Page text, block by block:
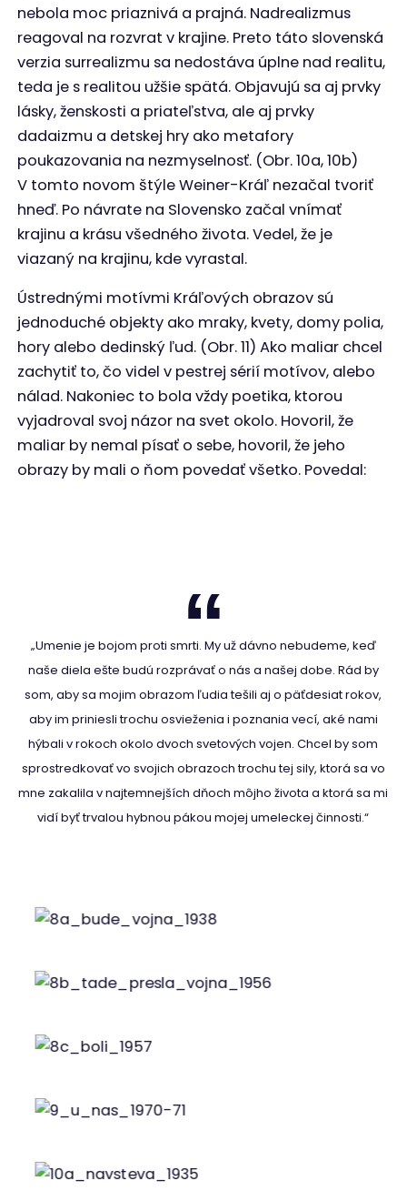
nebola moc priaznivá a prajná. Nadrealizmus
reagoval na rozvrat v krajine. Preto táto slovenská
verzia surrealizmu sa nedostáva úplne nad realitu,
teda je s realitou užšie spätá. Objavujú sa aj prvky
lásky, ženskosti a priateľstva, ale aj prvky
dadaizmu a detskej hry ako metafory
poukazovania na nezmyselnosť. (Obr. 10a, 10b)
V tomto novom štýle Weiner-Kráľ nezačal tvoriť
hneď. Po návrate na Slovensko začal vnímať
krajinu a krásu všedného života. Vedel, že je
viazaný na krajinu, kde vyrastal.
Ústrednými motívmi Kráľových obrazov sú
jednoduché objekty ako mraky, kvety, domy polia,
hory alebo dedinský ľud. (Obr. 11) Ako maliar chcel
zachytiť to, čo videl v pestrej sérií motívov, alebo
nálad. Nakoniec to bola vždy poetika, ktorou
vyjadroval svoj názor na svet okolo. Hovoril, že
maliar by nemal písať o sebe, hovoril, že jeho
obrazy by mali o ňom povedať všetko. Povedal:
„Umenie je bojom proti smrti. My už dávno nebudeme, keď
naše diela ešte budú rozprávať o nás a našej dobe. Rád by
som, aby sa mojim obrazom ľudia tešili aj o päťdesiat rokov,
aby im priniesli trochu osvieženia i poznania vecí, aké nami
hýbali v rokoch okolo dvoch svetových vojen. Chcel by som
sprostredkovať vo svojich obrazoch trochu tej sily, ktorá sa vo
mne zakalila v najtemnejších dňoch môjho života a ktorá sa mi
vidí byť trvalou hybnou pákou mojej umeleckej činnosti.“